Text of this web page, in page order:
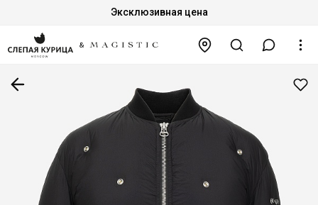
Эксклюзивная цена